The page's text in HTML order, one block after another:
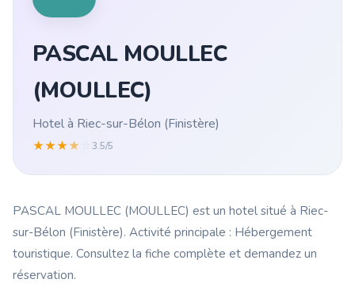
PASCAL MOULLEC
(MOULLEC)
Hotel à Riec-sur-Bélon (Finistère)
★★★★ 3.5/5
PASCAL MOULLEC (MOULLEC) est un hotel situé à Riec-
sur-Bélon (Finistère). Activité principale : Hébergement
touristique. Consultez la fiche complète et demandez un
réservation.